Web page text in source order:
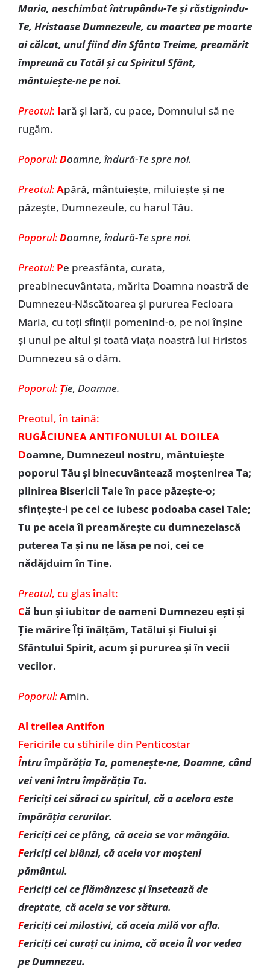
Maria, neschimbat întrupându-Te şi răstignindu-
Te, Hristoase Dumnezeule, cu moartea pe moarte
ai călcat, unul fiind din Sfânta Treime, preamărit
împreună cu Tatăl şi cu Spiritul Sfânt,
mântuieşte-ne pe noi.
Preotul: Iară şi iară, cu pace, Domnului să ne
rugăm.
Poporul:Doamne, îndură-Te spre noi.
Preotul:Apără, mântuieşte, miluieşte şi ne
păzeşte, Dumnezeule, cu harul Tău.
Poporul:Doamne, îndură-Te spre noi.
Preotul: Pe preasfânta, curata,
preabinecuvântata, mărita Doamna noastră de
Dumnezeu-Născătoarea şi pururea Fecioara
Maria, cu toţi sfinţii pomenind-o, pe noi înşine
şi unul pe altul şi toată viaţa noastră lui Hristos
Dumnezeu să o dăm.
Poporul: Ţie, Doamne.
Preotul, în taină:
RUGĂCIUNEA ANTIFONULUI AL DOILEA
Doamne, Dumnezeul nostru, mântuieşte
poporul Tău şi binecuvântează moştenirea Ta;
plinirea Bisericii Tale în pace păzeşte-o;
sfinţeşte-i pe cei ce iubesc podoaba casei Tale;
Tu pe aceia îi preamăreşte cu dumnezeiască
puterea Ta şi nu ne lăsa pe noi, cei ce
nădăjduim în Tine.
Preotul, cu glas înalt:
Că bun şi iubitor de oameni Dumnezeu eşti şi
Ţie mărire Îţi înălţăm, Tatălui şi Fiului şi
Sfântului Spirit, acum şi pururea şi în vecii
vecilor.
Poporul:Amin.
Al treilea Antifon
Fericirile cu stihirile din Penticostar
Întru împărăţia Ta, pomeneşte-ne, Doamne, când
vei veni întru împărăţia Ta.
Fericiţi cei săraci cu spiritul, că a acelora este
împărăţia cerurilor.
Fericiţi cei ce plâng, că aceia se vor mângâia.
Fericiţi cei blânzi, că aceia vor moşteni
pământul.
Fericiţi cei ce flămânzesc şi însetează de
dreptate, că aceia se vor sătura.
Fericiţi cei milostivi, că aceia milă vor afla.
Fericiţi cei curaţi cu inima, că aceia Îl vor vedea
pe Dumnezeu.